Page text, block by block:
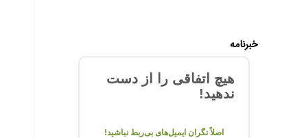
خبرنامه
هیچ اتفاقی را از دست
ندهید!
اصلاً نگران ایمیل‌های بی‌ربط نباشید!